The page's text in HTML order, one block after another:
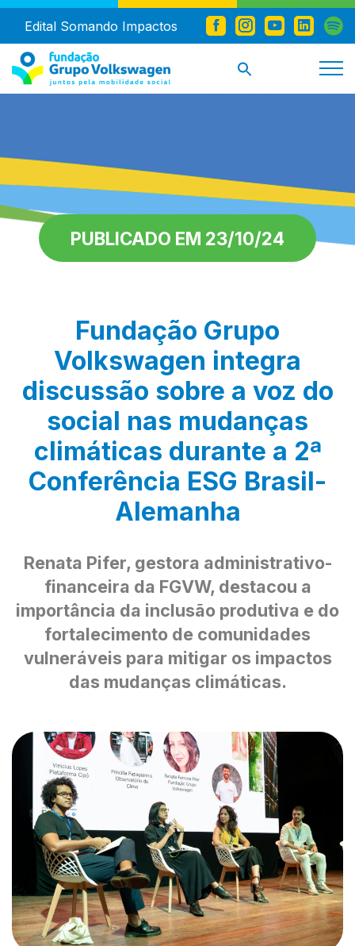
Edital Somando Impactos
PUBLICADO EM 23/10/24
Fundação Grupo
Volkswagen integra
discussão sobre a voz do
social nas mudanças
climáticas durante a 2ª
Conferência ESG Brasil-
Alemanha
Renata Pifer, gestora administrativo-
financeira da FGVW, destacou a
importância da inclusão produtiva e do
fortalecimento de comunidades
vulneráveis para mitigar os impactos
das mudanças climáticas.